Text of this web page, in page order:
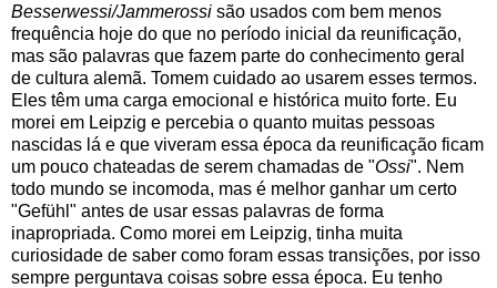
Besserwessi/Jammerossi são usados com bem menos
frequência hoje do que no período inicial da reunificação,
mas são palavras que fazem parte do conhecimento geral
de cultura alemã. Tomem cuidado ao usarem esses termos.
Eles têm uma carga emocional e histórica muito forte. Eu
morei em Leipzig e percebia o quanto muitas pessoas
nascidas lá e que viveram essa época da reunificação ficam
um pouco chateadas de serem chamadas de "Ossi". Nem
todo mundo se incomoda, mas é melhor ganhar um certo
"Gefühl" antes de usar essas palavras de forma
inapropriada. Como morei em Leipzig, tinha muita
curiosidade de saber como foram essas transições, por isso
sempre perguntava coisas sobre essa época. Eu tenho